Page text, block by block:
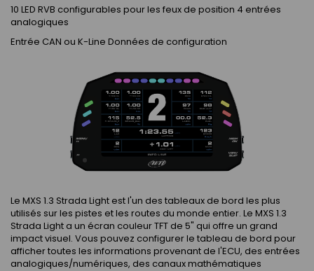
10 LED RVB configurables pour les feux de position 4 entrées
analogiques
Entrée CAN ou K-Line Données de configuration
Le MXS 1.3 Strada Light est l'un des tableaux de bord les plus
utilisés sur les pistes et les routes du monde entier. Le MXS 1.3
Strada Light a un écran couleur TFT de 5" qui offre un grand
impact visuel. Vous pouvez configurer le tableau de bord pour
afficher toutes les informations provenant de l'ECU, des entrées
analogiques/numériques, des canaux mathématiques